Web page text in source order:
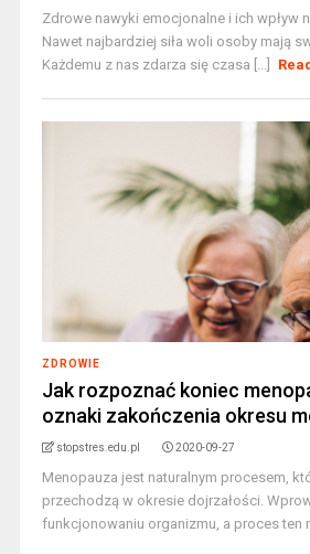
Zdrowe nawyki emocjonalne i ich wpływ
Nawet najbardziej siła woli osoby mają
Każdemu z nas zdarza się czasa [...]
ZDROWIE
Jak rozpoznać koniec
oznaki zakończenia okresu
stopstres.edu.pl 2020-09-27
Menopauza jest naturalnym procesem,
przechodzą w okresie dojrzałości.
funkcjonowaniu organizmu, a proces ten